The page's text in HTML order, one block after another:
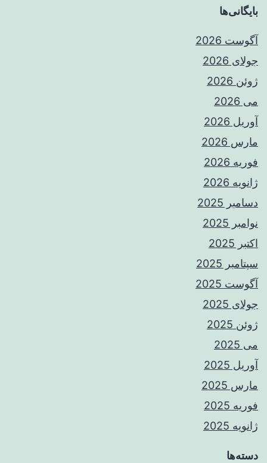
بایگانی‌ها
آگوست 2026
جولای 2026
ژوئن 2026
می 2026
آوریل 2026
مارس 2026
فوریه 2026
ژانویه 2026
دسامبر 2025
نوامبر 2025
اکتبر 2025
سپتامبر 2025
آگوست 2025
جولای 2025
ژوئن 2025
می 2025
آوریل 2025
مارس 2025
فوریه 2025
ژانویه 2025
دسته‌ها